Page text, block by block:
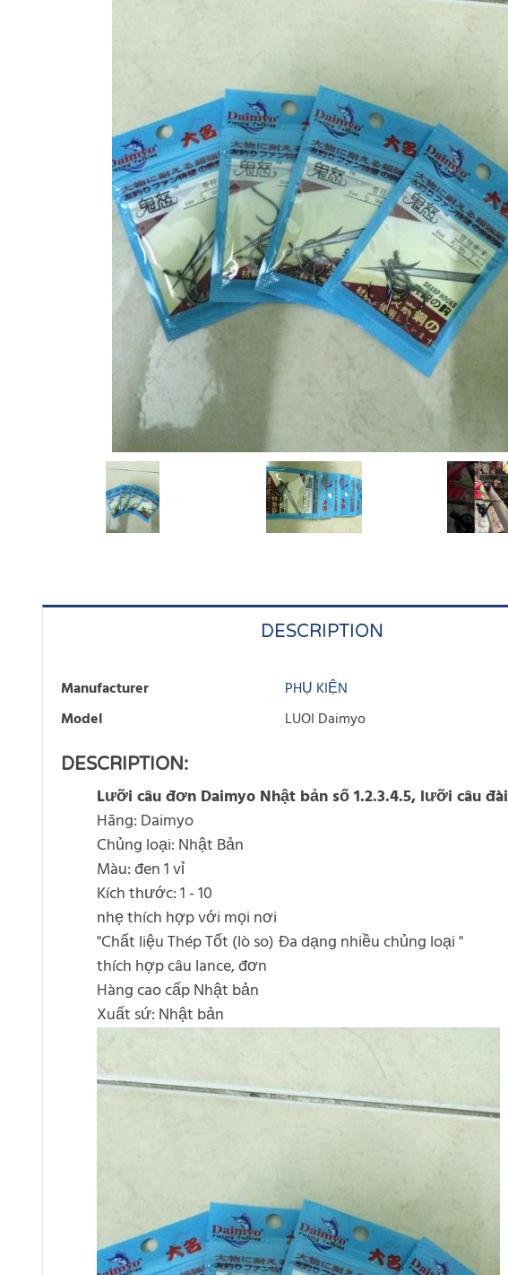
DESCRIPTION
Manufacturer
PHỤ KIỆN
Model
LUOI Daimyo
DESCRIPTION:
Lưỡi câu đơn Daimyo Nhật bản số 1.2.3.4.5, lưỡi câu đài
Hãng: Daimyo
Chủng loại: Nhật Bản
Màu: đen 1 vỉ
Kích thước: 1 - 10
nhẹ thích hợp với mọi nơi
"Chất liệu Thép Tốt (lò so) Đa dạng nhiều chủng loại "
thích hợp câu lance, đơn
Hàng cao cấp Nhật bản
Xuất sứ: Nhật bản